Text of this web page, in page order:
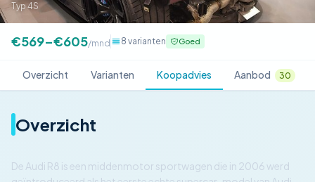
Typ 4S
€569–€605/mnd 8 varianten Goed
Overzicht Varianten Koopadvies Aanbod 30
Overzicht
De Audi R8 is een middenmotor sportwagen die in 2006 werd